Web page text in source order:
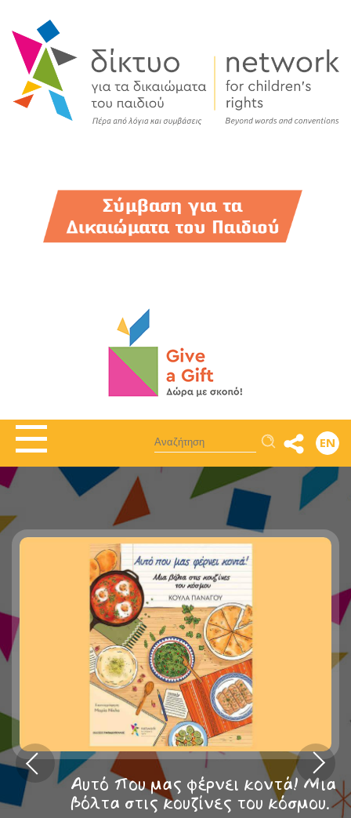
Αναζήτηση EN
Αυτό που μας φέρνει κοντά! Μια
βόλτα στις κουζίνες του κόσμου.